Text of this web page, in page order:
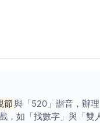
節與「520」諧音，辦
如「找數字」與「雙